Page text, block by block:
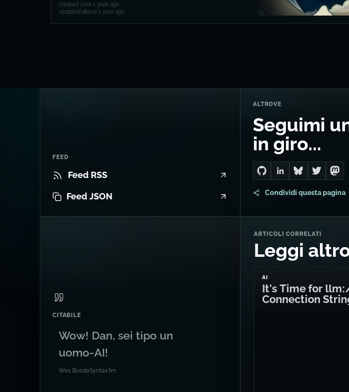
created over 1 year ago
updated about 1 year ago
FEED
Feed RSS
Feed JSON
CITABILE
Wow! Dan, sei tipo un
uomo-AI!
Wes BosdaSyntax.fm
ALTROVE
Seguimi
in giro...
Go to Dan's GitHub
Connect with
Follow me
Follow
Condividi questa pagina
ARTICOLI CORRELATI
Leggi
AI
It's Time for
Connection